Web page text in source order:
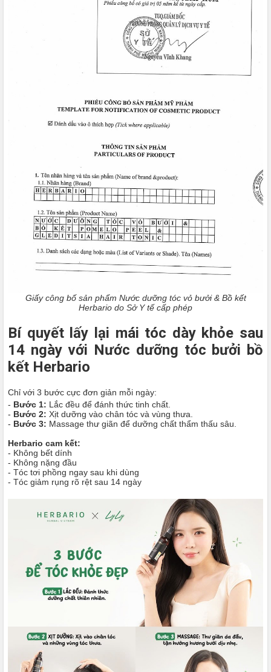
Giấy công bố sản phẩm Nước dưỡng tóc vỏ bưởi & Bồ kết
Herbario do Sở Y tế cấp phép
Bí quyết lấy lại mái tóc dày khỏe sau
14 ngày với Nước dưỡng tóc bưởi bồ
kết Herbario
Chỉ với 3 bước cực đơn giản mỗi ngày:
- Bước 1: Lắc đều để đánh thức tinh chất.
- Bước 2: Xịt dưỡng vào chân tóc và vùng thưa.
- Bước 3: Massage thư giãn để dưỡng chất thẩm thấu sâu.
Herbario cam kết:
- Không bết dính
- Không nặng đầu
- Tóc tơi phồng ngay sau khi dùng
- Tóc giảm rụng rõ rệt sau 14 ngày